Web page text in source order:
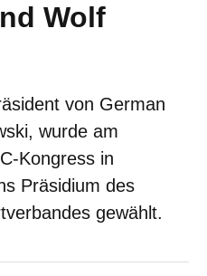
Wolf
von German
wurde am
Kongress in
Präsidium des
gewählt.